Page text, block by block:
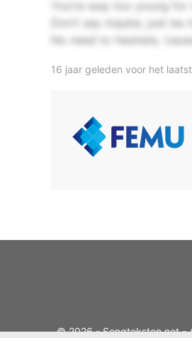
You’re way too young for
Don’t say maybe, just be
No need to hesitate,
16 jaar geleden voor het
© 2026 - Songteksten.net -